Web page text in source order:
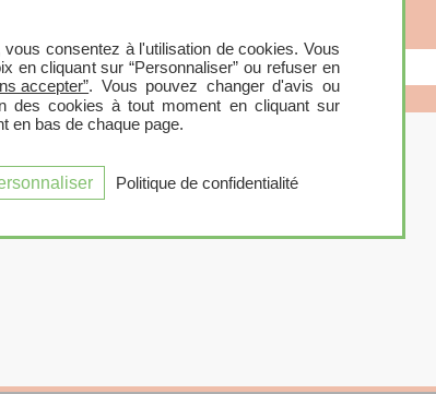
vous consentez à l'utilisation de cookies. Vous
en cliquant sur “Personnaliser” ou refuser en
accepter”. Vous pouvez changer d'avis ou
des cookies à tout moment en cliquant sur
en bas de chaque page.
Politique de confidentialité